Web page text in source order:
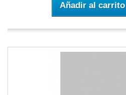
Añadir al carrito